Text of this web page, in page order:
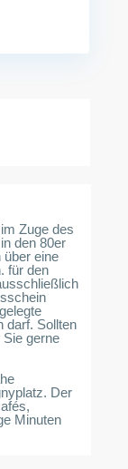
Zuge des
den 80er
über eine
für den
darf. Sollten
gerne
Der
Minuten